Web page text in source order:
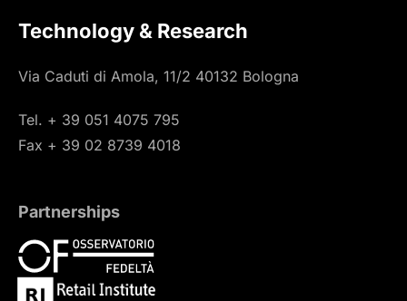
Technology & Research
Via Caduti di Amola, 11/2 40132 Bologna
Tel. + 39 051 4075 795
Fax + 39 02 8739 4018
Partnerships